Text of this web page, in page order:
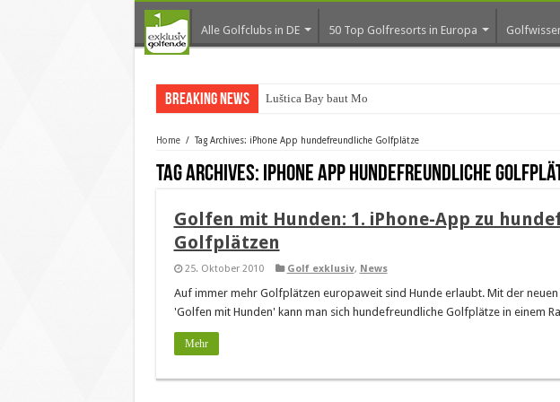
Alle Golfclubs in DE 50 Top Golfresorts in Europa
Breaking News Luštica Bay baut Montenegro
Home / Tag Archives: iPhone App hundefreundliche Golfplätze
Tag Archives: iPhone App hundefreundliche
Golfen mit Hunden: 1. iPhone-App zu
Golfplätzen
25. Oktober 2010 Golf exklusiv, News
Auf immer mehr Golfplätzen europaweit sind Hunde erlaubt. Mit der
'Golfen mit Hunden' kann man sich hundefreundliche Golfplätze in einem
Mehr